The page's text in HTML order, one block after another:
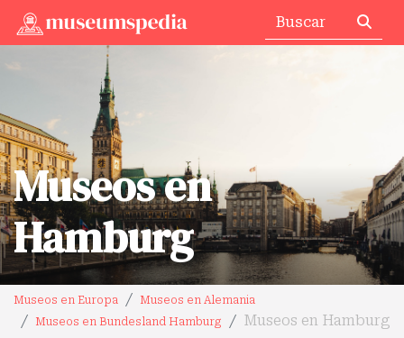
Museos en
Hamburg
Museos en Europa
Museos en Alemania
Museos en Bundesland Hamburg
Museos en Hamburg